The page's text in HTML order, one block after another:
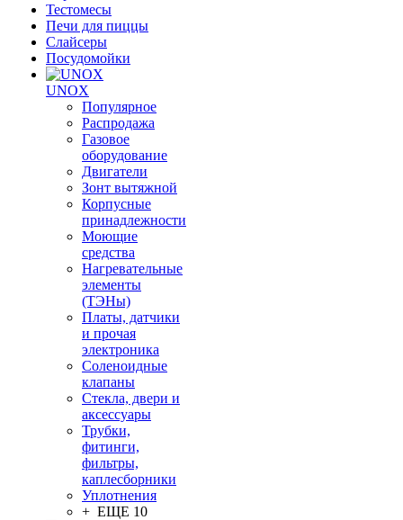
Тестомесы
Печи для пиццы
Слайсеры
Посудомойки
UNOX
Популярное
Распродажа
Газовое
оборудование
Двигатели
Зонт вытяжной
Корпусные
принадлежности
Моющие
средства
Нагревательные
элементы
(ТЭНы)
Платы, датчики
и прочая
электроника
Соленоидные
клапаны
Стекла, двери и
аксессуары
Трубки,
фитинги,
фильтры,
каплесборники
Уплотнения
+ ЕЩЕ 10